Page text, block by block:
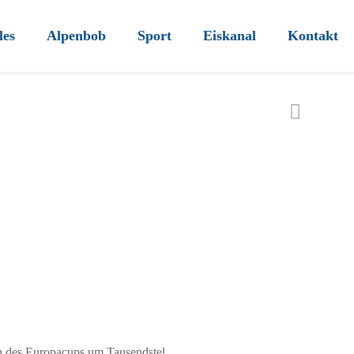
Alpenbob Sport Eiskanal Kontakt